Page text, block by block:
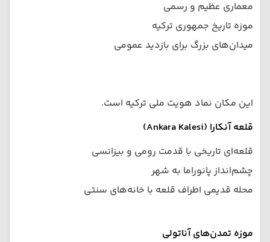
معماری عظیم و رسمی
موزه تاریخ جمهوری ترکیه
میدان‌های بزرگ برای بازدید عمومی
این مکان نماد هویت ملی ترکیه است.
قلعه آنکارا (Ankara Kalesi)
قلعه‌ای تاریخی با قدمت رومی و بیزانسی
چشم‌انداز پانوراما به شهر
محله قدیمی اطراف قلعه با خانه‌های سنتی
موزه تمدن‌های آناتولی